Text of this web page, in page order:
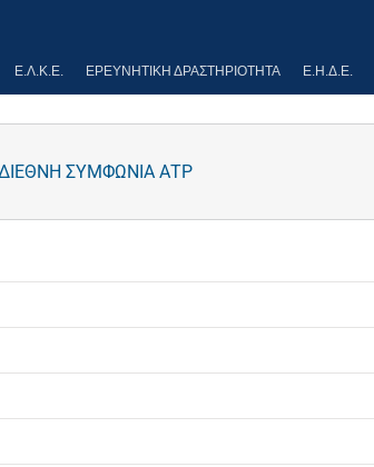
Ε.Λ.Κ.Ε. ΕΡΕΥΝΗΤΙΚΉ ΔΡΑΣΤΗΡΙΌΤΗΤΑ Ε.Η.Δ.Ε.
ΣΥΜΦΩΝΙΑ ΑΤΡ